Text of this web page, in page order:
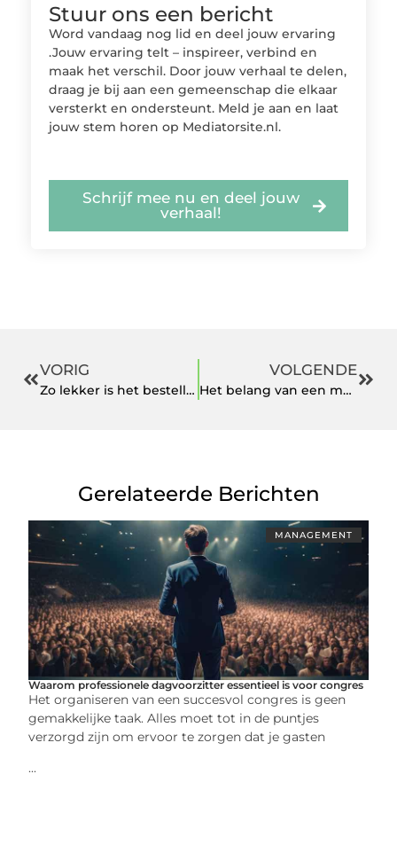
Stuur ons een bericht
Word vandaag nog lid en deel jouw ervaring
.Jouw ervaring telt – inspireer, verbind en
maak het verschil. Door jouw verhaal te delen,
draag je bij aan een gemeenschap die elkaar
versterkt en ondersteunt. Meld je aan en laat
jouw stem horen op Mediatorsite.nl.
Schrijf mee nu en deel jouw
verhaal!
VORIG
Zo lekker is het bestellen van een lunch
VOLGENDE
Het belang van een mediator
Gerelateerde Berichten
MANAGEMENT
Waarom professionele dagvoorzitter essentieel is voor congres
Het organiseren van een succesvol congres is geen
gemakkelijke taak. Alles moet tot in de puntjes
verzorgd zijn om ervoor te zorgen dat je gasten
...